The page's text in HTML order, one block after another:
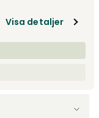
Visa detaljer9 985 kr